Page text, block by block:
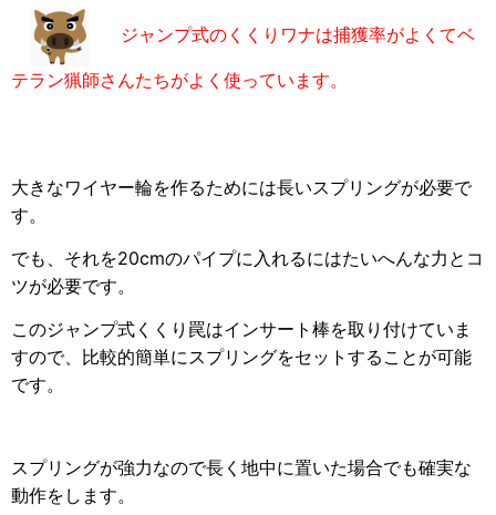
ジャンプ式のくくりワナは捕獲率がよくてベ
テラン猟師さんたちがよく使っています。
大きなワイヤー輪を作るためには長いスプリングが必要で
す。
でも、それを20cmのパイプに入れるにはたいへんな力とコ
ツが必要です。
このジャンプ式くくり罠はインサート棒を取り付けていま
すので、比較的簡単にスプリングをセットすることが可能
です。
スプリングが強力なので長く地中に置いた場合でも確実な
動作をします。